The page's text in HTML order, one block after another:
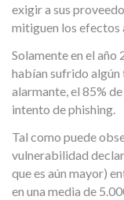
exigir a sus
mitiguen los efectos
Solamente en el año
habían sufrido algún
alarmante, el 85%
intento de phishing.
Tal como puede
vulnerabilidad
que es aún mayor)
en una media de